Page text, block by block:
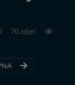
70 zdjęć